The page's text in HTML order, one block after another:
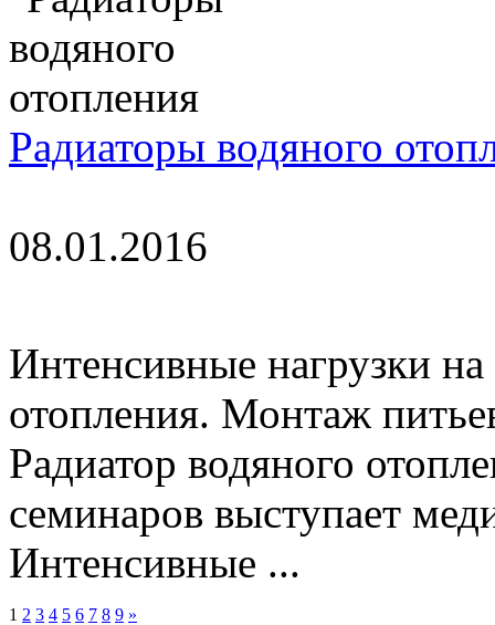
Радиаторы водяного
08.01.2016
Интенсивные нагрузки
отопления. Монтаж
Радиатор водяного
семинаров выступает
Интенсивные ...
1 2 3 4 5 6 7 8 9 »